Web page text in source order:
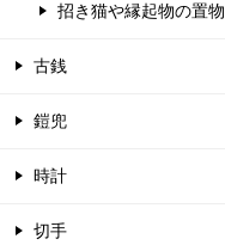
招き猫や縁起物の置物
古銭
鎧兜
時計
切手